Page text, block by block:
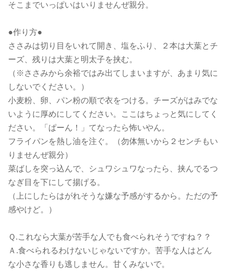
そこまでいっぱいはいりませんぜ親分。
●作り方●
ささみは切り目をいれて開き、塩をふり、２本は大葉とチ
ーズ、残りは大葉と明太子を挟む。
（※ささみから余裕ではみ出てしまいますが、あまり気に
しないでください。）
小麦粉、卵、パン粉の順で衣をつける。チーズがはみでな
いように厚めにしてください。ここはちょっと気にしてく
ださい。「ぱーん！」てなったら怖いやん。
フライパンを熱し油を注ぐ。（勿体無いから２センチもい
りませんぜ親分）
菜ばしを突っ込んで、シュワシュワなったら、挟んでるつ
なぎ目を下にして揚げる。
（上にしたらはがれそうな嫌な予感がするから。ただの予
感やけど。）
Ｑ.これなら大葉が苦手な人でも食べられそうですね？？
Ａ.食べられるわけないじゃないですか。苦手な人はどん
な小さな香りも逃しません。甘くみないで。